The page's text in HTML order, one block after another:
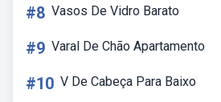
#8 Vasos De Vidro Barato
#9 Varal De Chão Apartamento
#10 V De Cabeça Para Baixo